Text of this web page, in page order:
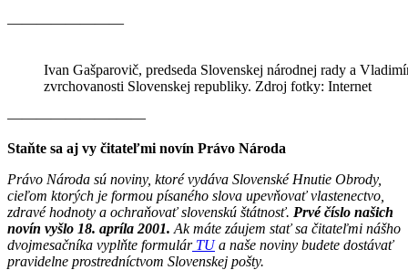
————————
Ivan Gašparovič, predseda Slovenskej národnej rady a
zvrchovanosti Slovenskej republiky. Zdroj fotky: Internet
———————–——
Staňte sa aj vy čitateľmi novín Právo Národa
Právo Národa sú noviny, ktoré vydáva Slovenské Hnutie Obrody,
cieľom ktorých je formou písaného slova upevňovať vlastenectvo,
zdravé hodnoty a ochraňovať slovenskú štátnosť. Prvé číslo našich
novín vyšlo 18. apríla 2001. Ak máte záujem stať sa čitateľmi nášho
dvojmesačníka vyplňte formulárTUa naše noviny budete dostávať
pravidelne prostredníctvom Slovenskej pošty.